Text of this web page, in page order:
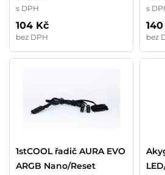
s DPH
104 Kč
bez DPH
s
bez
1stCOOL řadič AURA EVO
ARGB Nano/Reset